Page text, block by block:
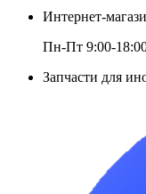
Интернет-
Пн-Пт 9:00-
Запчасти для